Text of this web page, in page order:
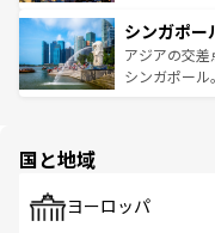
参照してほし
激する。気候
が待ってい
た文化、そ
み、どこを訪
ており、効
うな絶景か
シンガポー
アジアの交
シンガポー
で、ホーカー
国と地域
ヨーロッパ